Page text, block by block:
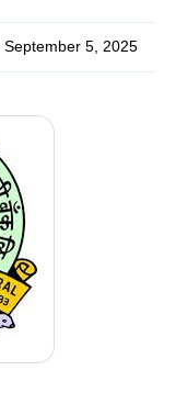
September 5, 2025